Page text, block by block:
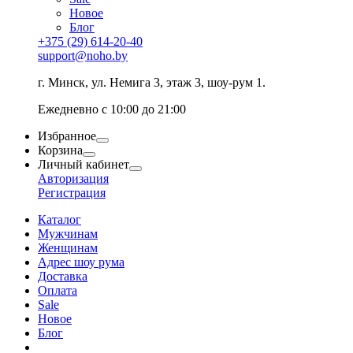
Новое
Блог
+375 (29) 614-20-40
support@noho.by
г. Минск, ул. Немига 3, этаж 3, шоу-рум 1.
Ежедневно с 10:00 до 21:00
Избранное
Корзина
Личный кабинет
Авторизация
Регистрация
Каталог
Мужчинам
Женщинам
Адрес шоу рума
Доставка
Оплата
Sale
Новое
Блог